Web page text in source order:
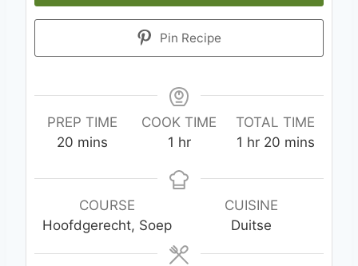
Pin Recipe
PREP TIME
20 m
n
u
t
mins
COOK TIME
1 h
u
hr
TOTAL TIME
1 h
u
r
hr 20m
n
mins
COURSE
Hoofdgerecht, Soep
CUISINE
Duitse